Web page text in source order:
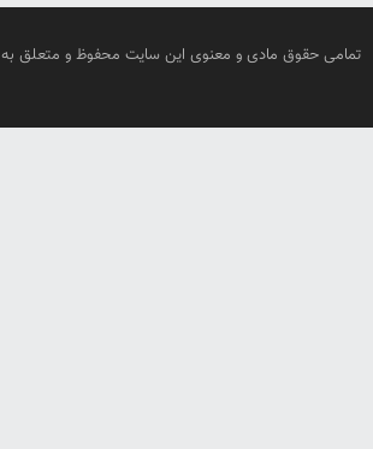
تمامی حقوق مادی و معنوی این سایت محفوظ و متعلق به